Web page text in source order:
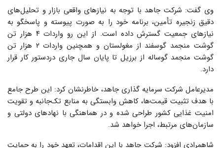
وی گفت: شرکت جاهد با توجه به نیازهای واقعی بازار و تحلیل‌های
دقیق زنجیره تأمین، برنامه خود را به صورت پیوسته و پاسخگو به
نیازهای جمعیت گسترش داده است. از این رو واردات ۴ هزار تن
گوشت منجمد گوسفند از مغولستان و همچنین واردات ۲ هزار تن
گوشت منجمد گوساله از برزیل تا پایان سال جاری دردستور کار قرار
دارد.
مدیرعامل شرکت سرمایه گذاری جاهد، خاطرنشان کرد: این طرح جامع
با هدف تثبیت قیمت‌ها، کاهش وابستگی به منابع تک‌جانبه و تقویت
امنیت غذایی کشور طراحی شده و در هماهنگی با نهادهای دولتی و
سازمان‌های مرتبط، اجرا خواهد شد.
شاهمرادی افزود: شرکت جاهد با این اقدامات، تعهد خود را به حمایت